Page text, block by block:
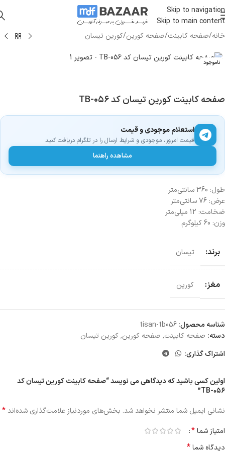
Skip to navigation
Skip to main content
خانه/صفحه کابینت/صفحه کورین/کورین تیسان
ناموجود
صفحه کابینت کورین تیسان کد TB-۰۵۶
استعلام موجودی و قیمت
قیمت امروز، موجودی و شرایط ارسال را در تلگرام دریافت کنید
مشاهده راهنما
طول: 360 سانتی‌متر
عرض: 76 سانتی‌متر
ضخامت: 12 میلی‌متر
وزن: 60 کیلوگرم
برند: تیسان
مغز: کورین
شناسه محصول:tisan-tb056
دسته: صفحه کابینت, صفحه کورین,کورین تیسان
اشتراک گذاری:
اولین کسی باشید که دیدگاهی می نویسد “صفحه کابینت کورین تیسان کد
TB-۰۵۶”
نشانی ایمیل شما منتشر نخواهد شد. بخش‌های موردنیاز علامت‌گذاری شده‌اند*
امتیاز شما*
دیدگاه شما*